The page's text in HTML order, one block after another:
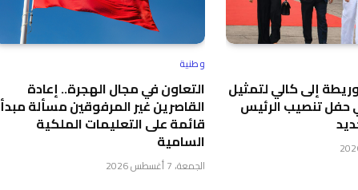
إلى كالي لتمثيل
حفل تنصيب الرئيس
وطنية
التعاون في مجال الهجرة.. إعادة
القاصرين غير المرفوقين مسألة مبدأ
قائمة على التعليمات الملكية
السامية
الجمعة، 7 أغسطس 2026